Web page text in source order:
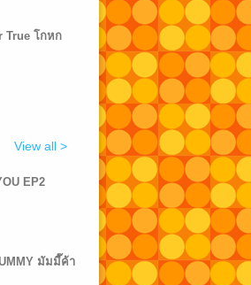
True โกหก
View all >
EP2
มัมมี๊ค้า